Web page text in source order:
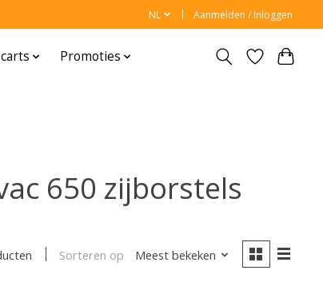
NL Aanmelden / Inloggen
Promoties
650 zijborstels
Sorteren op Meest bekeken